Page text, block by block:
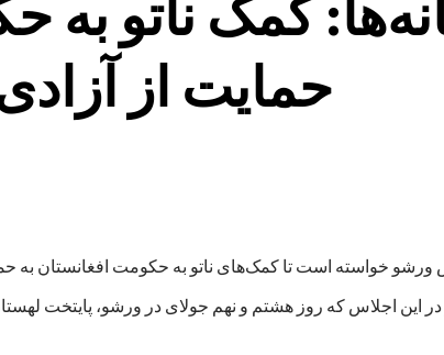
کمک ناتو به
حمایت از
اجلاس که روز هشتم و نهم جولای در ورشو، پایتخت